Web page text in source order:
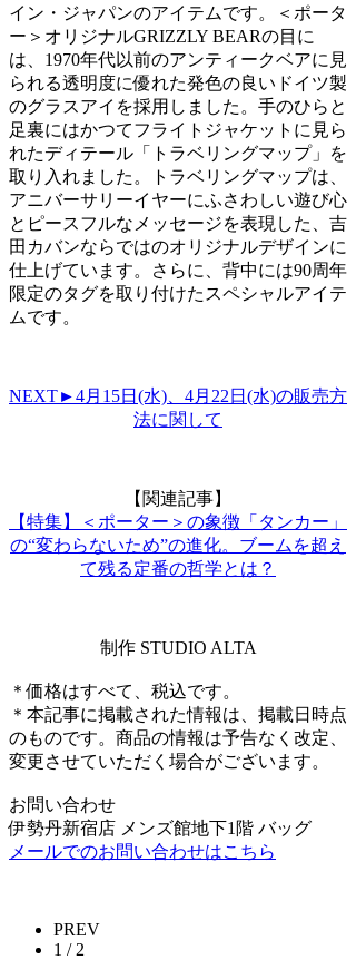
イン・ジャパンのアイテムです。＜ポータ
ー＞オリジナルGRIZZLY BEARの目に
は、1970年代以前のアンティークベアに見
られる透明度に優れた発色の良いドイツ製
のグラスアイを採用しました。手のひらと
足裏にはかつてフライトジャケットに見ら
れたディテール「トラベリングマップ」を
取り入れました。トラベリングマップは、
アニバーサリーイヤーにふさわしい遊び心
とピースフルなメッセージを表現した、吉
田カバンならではのオリジナルデザインに
仕上げています。さらに、背中には90周年
限定のタグを取り付けたスペシャルアイテ
ムです。
NEXT►4月15日(水)、4月22日(水)の販売方
法に関して
【関連記事】
【特集】＜ポーター＞の象徴「タンカー」
の“変わらないため”の進化。ブームを超え
て残る定番の哲学とは？
制作 STUDIO ALTA
＊価格はすべて、税込です。
＊本記事に掲載された情報は、掲載日時点
のものです。商品の情報は予告なく改定、
変更させていただく場合がございます。
お問い合わせ
伊勢丹新宿店 メンズ館地下1階 バッグ
メールでのお問い合わせはこちら
PREV
1 / 2